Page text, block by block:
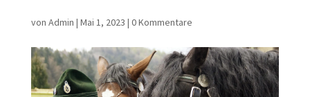
von Admin | Mai 1, 2023 | 0 Kommentare